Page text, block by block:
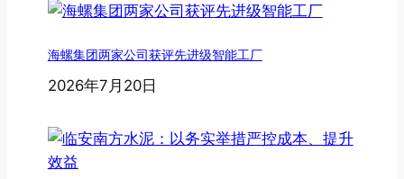
海螺集团两家公司获评先进级智能工厂
2026年7月20日